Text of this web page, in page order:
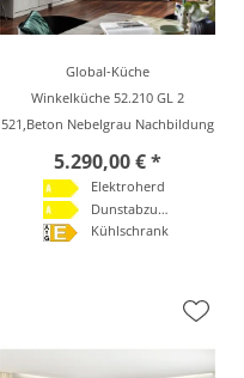
Global-Küche
Winkelküche 52.210 GL 2
521,Beton Nebelgrau Nachbildung
5.290,00 € *
Elektroherd
Dunstabzugshaube
Kühlschrank